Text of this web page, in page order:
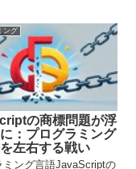
となるまで待ち状態と
。
ング
の商標問題が浮
：プログラミング
左右する戦い
ミング言語JavaScriptの